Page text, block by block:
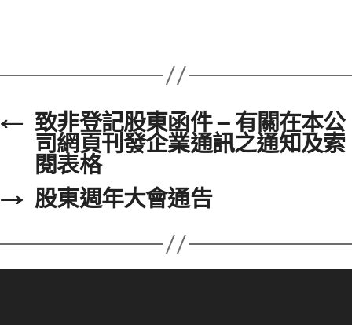
← 致非登記股東函件 – 有關在本公
司網頁刊發企業通訊之通知及索
閱表格
→ 股東週年大會通告